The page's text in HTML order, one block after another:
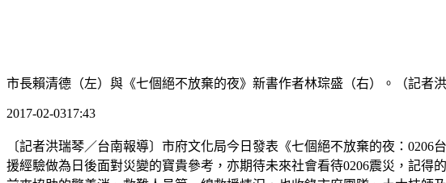
市長賴清德（左）與《七個絕不放棄的夜》新書作者林琮盛（右）。（記者洪
2017-02-0317:43
〔記者洪瑞琴／台南報導〕市府文化局今日發表《七個絕不放棄的夜：
援經驗做為日後面對災變的寶貴參考，亦期待未來社會看待0206震災，記